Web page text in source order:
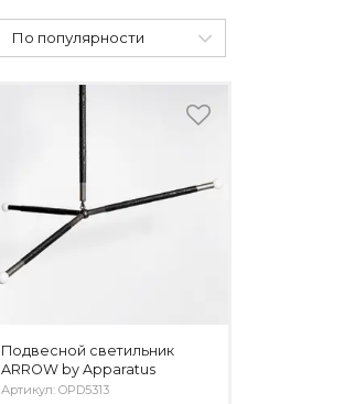
По популярности
Подвесной светильник
ARROW by Apparatus
Артикул: OPD5313